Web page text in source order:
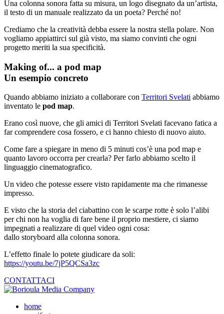
Una colonna sonora fatta su misura, un logo disegnato da un’artista,
il testo di un manuale realizzato da un poeta? Perché no!
Crediamo che la creatività debba essere la nostra stella polare. Non
vogliamo appiattirci sul già visto, ma siamo convinti che ogni
progetto meriti la sua specificità.
Making of... a pod map
Un esempio concreto
Quando abbiamo iniziato a collaborare con Territori Svelati abbiamo
inventato le pod map.
Erano così nuove, che gli amici di Territori Svelati facevano fatica a
far comprendere cosa fossero, e ci hanno chiesto di nuovo aiuto.
Come fare a spiegare in meno di 5 minuti cos’è una pod map e
quanto lavoro occorra per crearla? Per farlo abbiamo scelto il
linguaggio cinematografico.
Un video che potesse essere visto rapidamente ma che rimanesse
impresso.
E visto che la storia del ciabattino con le scarpe rotte è solo l’alibi
per chi non ha voglia di fare bene il proprio mestiere, ci siamo
impegnati a realizzare di quel video ogni cosa:
dallo storyboard alla colonna sonora.
L’effetto finale lo potete giudicare da soli:
https://youtu.be/7jP5QCSa3zc
CONTATTACI
home